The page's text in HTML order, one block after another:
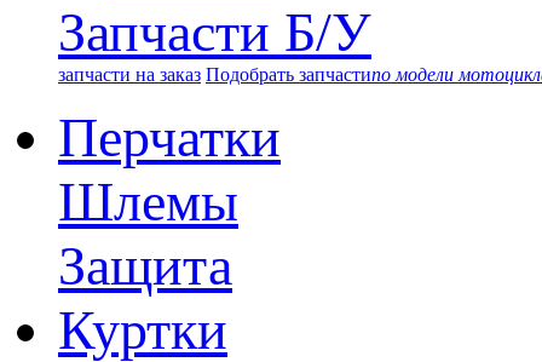
Запчасти Б/У
запчасти на заказ Подобрать запчастипо модели
Перчатки
Шлемы
Защита
Куртки